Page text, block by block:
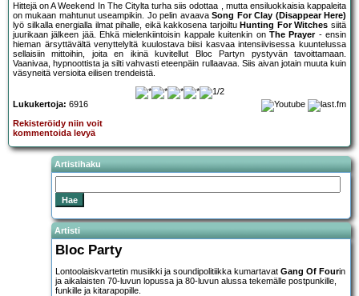
Hittejä on A Weekend In The Citylta turha siis odottaa , mutta ensiluokkaisia kappaleita
on mukaan mahtunut useampikin. Jo pelin avaavaSong For Clay (Disappear Here)
lyö silkalla energialla ilmat pihalle, eikä kakkosena tarjoiltu Hunting For Witches siitä
juurikaan jälkeen jää. Ehkä mielenkiintoisin kappale kuitenkin on The Prayer- ensin
hieman ärsyttävältä venyttelyltä kuulostava biisi kasvaa intensiivisessa kuuntelussa
sellaisiin mittoihin, joita en ikinä kuvitellut Bloc Partyn pystyvän tavoittamaan.
Vaanivaa, hypnoottista ja silti vahvasti eteenpäin rullaavaa. Siis aivan jotain muuta kuin
väsyneitä versioita eilisen trendeistä.
Lukukertoja: 6916
Rekisteröidy niin voit
kommentoida levyä
Artistihaku
Artisti
Bloc Party
Lontoolaiskvartetin musiikki ja soundipolitiikka kumartavat Gang Of Fourin
ja aikalaisten 70-luvun lopussa ja 80-luvun alussa tekemälle postpunkille,
funkille ja kitarapopille.